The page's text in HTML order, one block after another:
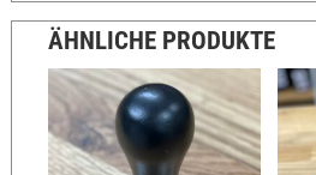
ÄHNLICHE PRODUKTE